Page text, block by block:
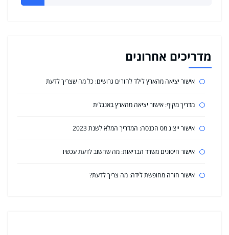
מדריכים אחרונים
אישור יציאה מהארץ לילד להורים גרושים: כל מה שצריך לדעת
מדריך מקיף: אישור יציאה מהארץ באנגלית
אישור ייצוג מס הכנסה: המדריך המלא לשנת 2023
אישור חיסונים משרד הבריאות: מה שחשוב לדעת עכשיו
אישור חזרה מחופשת לידה: מה צריך לדעת?